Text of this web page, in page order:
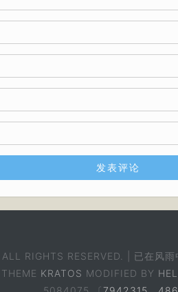
. ALL RIGHTS RESERVED. | 已在风雨
THEME KRATOS MODIFIED BY